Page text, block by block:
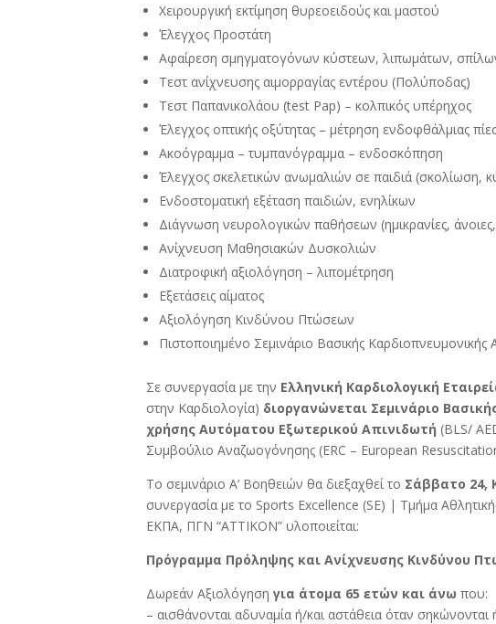
Χειρουργική εκτίμηση θυρεοειδούς και μαστού
Έλεγχος Προστάτη
Αφαίρεση σμηγματογόνων κύστεων, λιπωμάτων,
Τεστ ανίχνευσης αιμορραγίας εντέρου (Πολύποδας)
Τεστ Παπανικολάου (test Pap) – κολπικός υπέρηχος
Έλεγχος οπτικής οξύτητας – μέτρηση ενδοφθάλμιας
Ακοόγραμμα – τυμπανόγραμμα – ενδοσκόπηση
Έλεγχος σκελετικών ανωμαλιών σε παιδιά (σκολίωση,
Ενδοστοματική εξέταση παιδιών, ενηλίκων
Διάγνωση νευρολογικών παθήσεων (ημικρανίες,
Ανίχνευση Μαθησιακών Δυσκολιών
Διατροφική αξιολόγηση – λιπομέτρηση
Εξετάσεις αίματος
Αξιολόγηση Κινδύνου Πτώσεων
Πιστοποιημένο Σεμινάριο Βασικής
Σε συνεργασία με την Ελληνική Καρδιολογική
στην Καρδιολογία) διοργανώνεται Σεμινάριο
χρήσης Αυτόματου Εξωτερικού Απινιδωτή (BLS/
Συμβούλιο Αναζωογόνησης (ERC – European
Το σεμινάριο Α’ Βοηθειών θα διεξαχθεί το Σάββατο 24,
συνεργασία με το Sports Excellence (SE) | Τμήμα
ΕΚΠΑ, ΠΓΝ “ATTIKON” υλοποιείται:
Πρόγραμμα Πρόληψης και Ανίχνευσης Κινδύνου
Δωρεάν Αξιολόγηση για άτομα 65 ετών και άνω που:
– αισθάνονται αδυναμία ή/και αστάθεια όταν